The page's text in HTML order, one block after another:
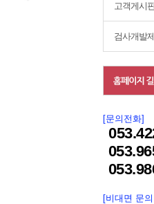
고객게시
검사개발
[문의전화]
[비대면 문